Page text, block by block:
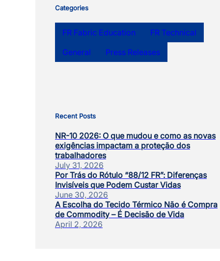
Categories
FR Fabric Education
FR Technical
General
Press Releases
Recent Posts
NR-10 2026: O que mudou e como as novas
exigências impactam a proteção dos
trabalhadores
July 31, 2026
Por Trás do Rótulo “88/12 FR”: Diferenças
Invisíveis que Podem Custar Vidas
June 30, 2026
A Escolha do Tecido Térmico Não é Compra
de Commodity – É Decisão de Vida
April 2, 2026